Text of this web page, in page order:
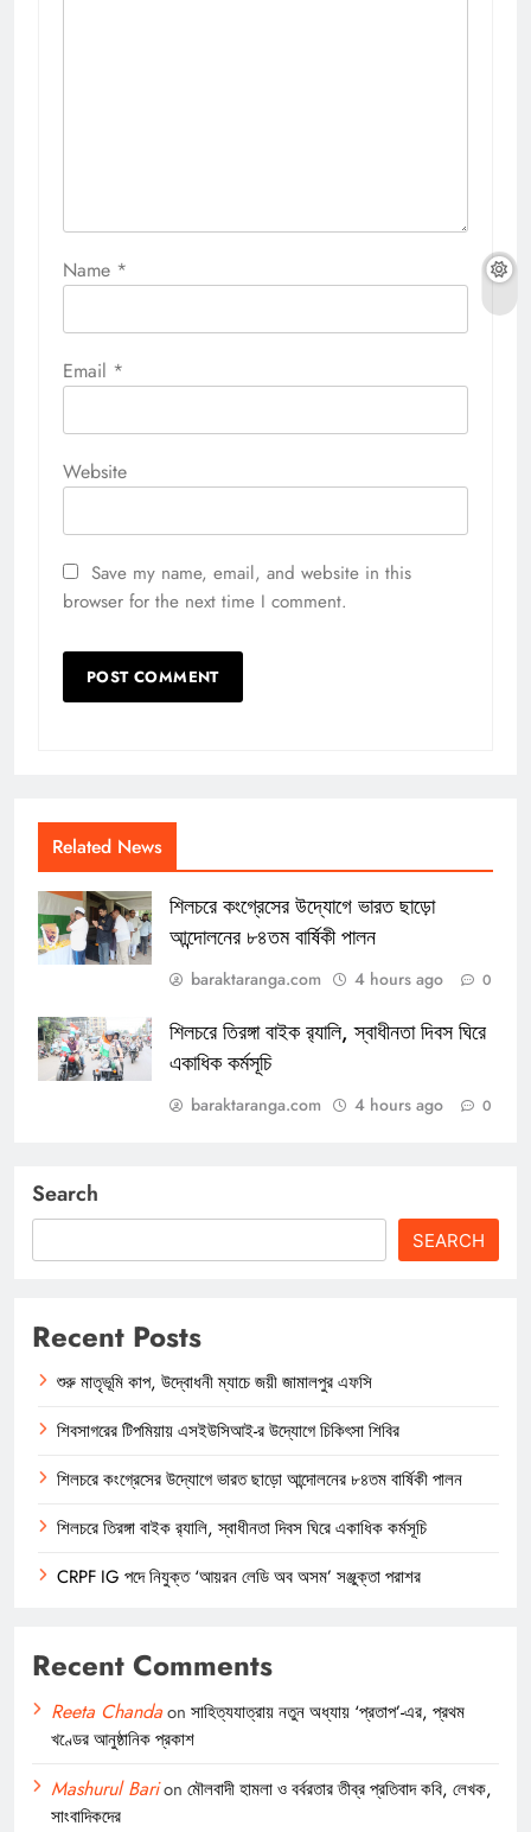
Name *
Email *
Website
Save my name, email, and website in this
browser for the next time I comment.
Related News
শিলচরে কংগ্রেসের উদ্যোগে ভারত ছাড়ো
আন্দোলনের ৮৪তম বার্ষিকী পালন
baraktaranga.com 4 hours ago 0
শিলচরে তিরঙ্গা বাইক র‍্যালি, স্বাধীনতা দিবস ঘিরে
একাধিক কর্মসূচি
baraktaranga.com 4 hours ago 0
Search
SEARCH
Recent Posts
শুরু মাতৃভূমি কাপ, উদ্বোধনী ম্যাচে জয়ী জামালপুর এফসি
শিবসাগরের টিপমিয়ায় এসইউসিআই-র উদ্যোগে চিকিৎসা শিবির
শিলচরে কংগ্রেসের উদ্যোগে ভারত ছাড়ো আন্দোলনের ৮৪তম বার্ষিকী পালন
শিলচরে তিরঙ্গা বাইক র‍্যালি, স্বাধীনতা দিবস ঘিরে একাধিক কর্মসূচি
CRPF IG পদে নিযুক্ত ‘আয়রন লেডি অব অসম’ সঞ্জুক্তা পরাশর
Recent Comments
Reeta Chandaon সাহিত্যযাত্রায় নতুন অধ্যায় ‘প্রতাপ’-এর, প্রথম
খণ্ডের আনুষ্ঠানিক প্রকাশ
Mashurul Barion মৌলবাদী হামলা ও বর্বরতার তীব্র প্রতিবাদ কবি, লেখক,
সাংবাদিকদের